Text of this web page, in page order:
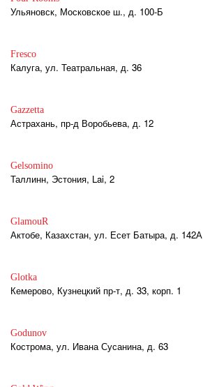
Ульяновск, Московское ш., д. 100-Б
Fresco
Калуга, ул. Театральная, д. 36
Gazzetta
Астрахань, пр-д Воробьева, д. 12
Gelsomino
Таллинн, Эстония, Lai, 2
GlamouR
Актобе, Казахстан, ул. Есет Батыра, д. 142А
Glotka
Кемерово, Кузнецкий пр-т, д. 33, корп. 1
Godunov
Кострома, ул. Ивана Сусанина, д. 63